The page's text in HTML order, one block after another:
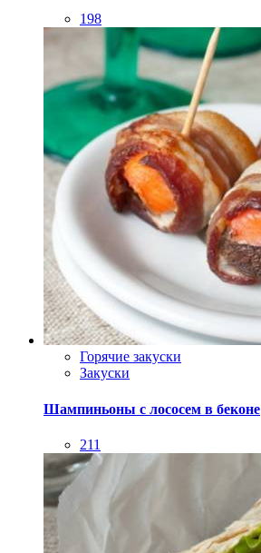
198
Горячие закуски
Закуски
Шампиньоны с лососем в беконе
211